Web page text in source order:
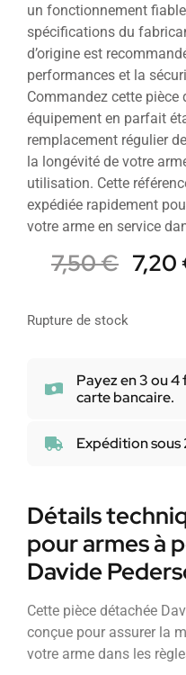
un fonctionnement
spécifications du
d’origine est
performances et la
Commandez cette
équipement en parfait
remplacement régulier
la longévité de votre
utilisation. Cette
expédiée rapidement
votre arme en service
7,50€ 7,20
Rupture de stock
Payez en 3 ou
carte bancaire.
Expédition sous
Détails
pour armes à
Davide
Cette pièce détachée
conçue pour assurer la
votre arme dans les